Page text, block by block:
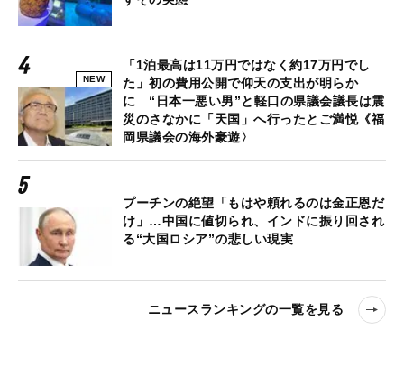
NEW
「1泊最高は11万円ではなく約17万円でし
た」初の費用公開で仰天の支出が明らか
に “日本一悪い男”と軽口の県議会議長は震
災のさなかに「天国」へ行ったとご満悦《福
岡県議会の海外豪遊〉
プーチンの絶望「もはや頼れるのは金正恩だ
け」…中国に値切られ、インドに振り回され
る“大国ロシア”の悲しい現実
ニュースランキングの一覧を見る